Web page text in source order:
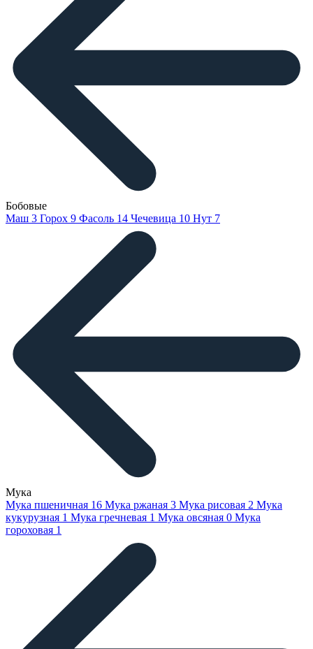
Бобовые
Маш 3 Горох 9 Фасоль 14 Чечевица 10 Нут 7
Мука
Мука пшеничная 16 Мука ржаная 3 Мука рисовая 2 Мука
кукурузная 1 Мука гречневая 1 Мука овсяная 0 Мука
гороховая 1